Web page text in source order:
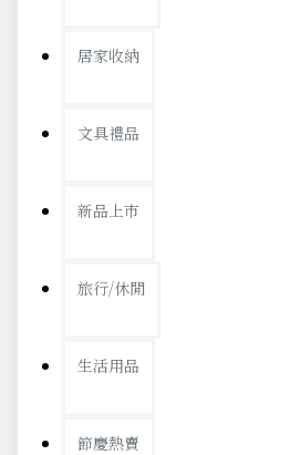
居家收納
文具禮品
新品上市
旅行/休閒
生活用品
節慶熱賣